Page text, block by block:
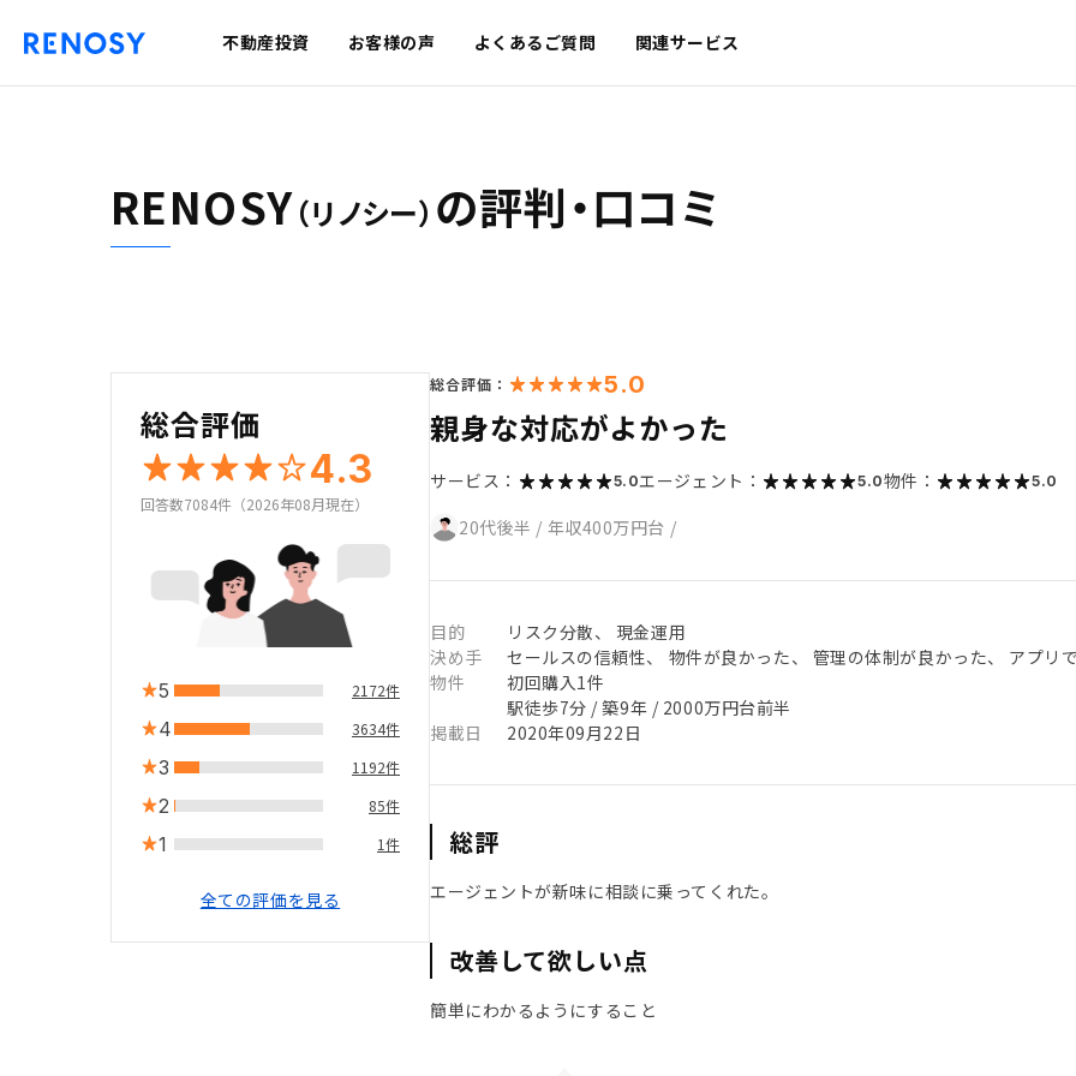
不動産投資 お客様の声 よくあるご質問 関連サービス
RENOSY（リノシー） の評判・口コミ
総合評価
4.3
回答数7084件（2026年08月現在）
5 2172件
4 3634件
3 1192件
2 85件
1 1件
全ての評価を見る
総合評価： 5.0
親身な対応がよかった
サービス： 5.0エージェント： 5.0物件： 5.0
20代後半 / 年収400万円台 /
目的
リスク分散、 現金運用
決め手
セールスの信頼性、 物件が良かった、 管理の体制が良かった、 アプリ
物件
初回購入1件
駅徒歩7分 / 築9年 / 2000万円台前半
掲載日
2020年09月22日
総評
エージェントが新味に相談に乗ってくれた。
改善して欲しい点
簡単にわかるようにすること